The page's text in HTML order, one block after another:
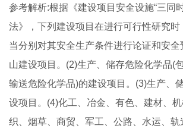
参考解析:根据《建设项目安全设施“三同
法》，下列建设项目在进行可行性研究时
当分别对其安全生产条件进行论证和安
山建设项目。(2)生产、储存危险化学品(
输送危险化学品)的建设项目。(3)生产、
设项目。(4)化工、冶金、有色、建材、
织、烟草、商贸、军工、公路、水运、